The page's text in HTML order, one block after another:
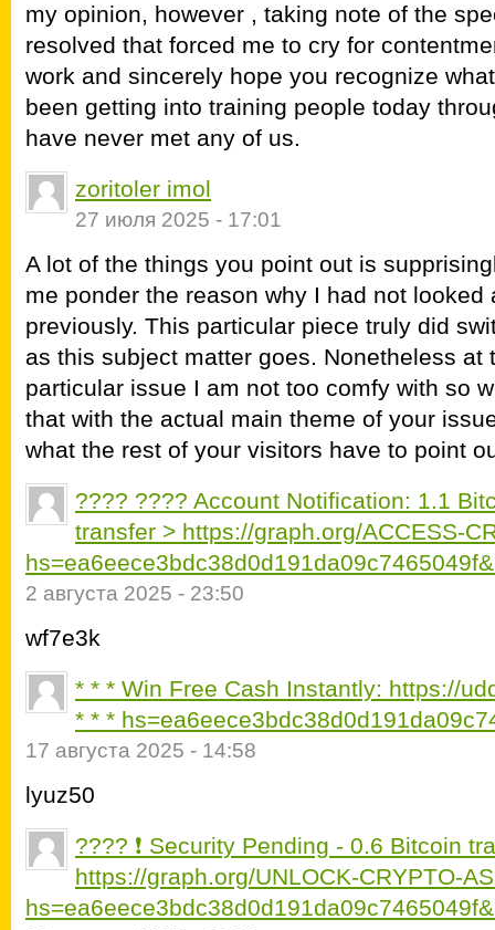
my opinion, however , taking note of the
resolved that forced me to cry for
work and sincerely hope you recognize
been getting into training people today
have never met any of us.
zoritoler imol
27 июля 2025 - 17:01
A lot of the things you point out is
me ponder the reason why I had not looked
previously. This particular piece truly did
as this subject matter goes. Nonetheless at
particular issue I am not too comfy with so
that with the actual main theme of your
what the rest of your visitors have to point
???? ???? Account Notification: 1.1
transfer > https://graph.org/ACCESS-
2 августа 2025 - 23:50
wf7e3k
* * * Win Free Cash Instantly: https://
* * *
17 августа 2025 - 14:58
lyuz50
???? ❗ Security Pending - 0.6 Bitcoin
https://graph.org/UNLOCK-CRYPTO-